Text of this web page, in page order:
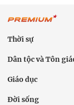
Thời sự
Dân tộc và Tôn
Giáo dục
Đời sống